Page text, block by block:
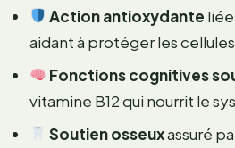
Action antioxydante
aidant à protéger les
Fonctions cognitives
vitamine B12 qui nourrit le
Soutien osseuxassuré